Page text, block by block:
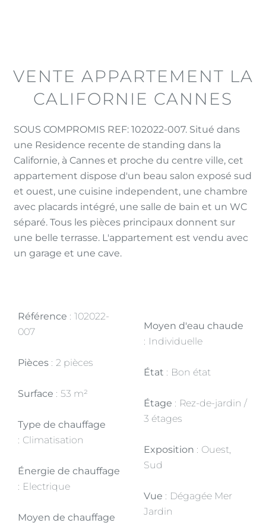
VENTE APPARTEMENT LA
CALIFORNIE CANNES
SOUS COMPROMIS REF: 102022-007. Situé dans
une Residence recente de standing dans la
Californie, à Cannes et proche du centre ville, cet
appartement dispose d'un beau salon exposé sud
et ouest, une cuisine independent, une chambre
avec placards intégré, une salle de bain et un WC
séparé. Tous les pièces principaux donnent sur
une belle terrasse. L'appartement est vendu avec
un garage et une cave.
Référence
102022-
007
Pièces 2 pièces
Surface 53 m²
Type de chauffage
Climatisation
Énergie de chauffage
Electrique
Moyen de chauffage
Moyen d'eau chaude
Individuelle
État Bon état
Étage
Rez-de-jardin /
3 étages
Exposition
Ouest,
Sud
Vue
Dégagée Mer
Jardin